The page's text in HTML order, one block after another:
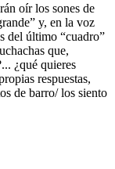
oír los sones de
y, en la voz
del último “cuadro”
que,
¿qué quieres
respuestas,
de barro/ los siento